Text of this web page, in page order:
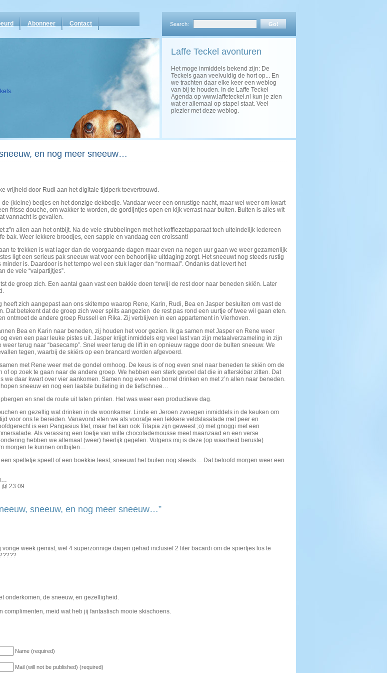
Abonneer Contact Search:
Laffe Teckel avonturen
Het moge inmiddels bekend zijn: De
Teckels gaan veelvuldig de hort op... En
we trachten daar elke keer een weblog
van bij te houden. In de Laffe Teckel
Agenda op www.laffeteckel.nl kun je zien
wat er allemaal op stapel staat. Veel
plezier met deze weblog.
en nog meer sneeuw…
vrijheid door Rudi aan het digitale tijdperk toevertrouwd.
de (kleine) bedjes en het donzige dekbedje. Vandaar weer een onrustige nacht, maar wel weer om kwart
frisse douche, om wakker te worden, de gordijntjes open en kijk verrast naar buiten. Buiten is alles wit
vannacht is gevallen.
z”n allen aan het ontbijt. Na de vele strubbelingen met het koffiezetapparaat toch uiteindelijk iedereen
bak. Weer lekkere broodjes, een sappie en vandaag een croissant!
te trekken is wat lager dan de voorgaande dagen maar even na negen uur gaan we weer gezamenlijk
ligt een serieus pak sneeuw wat voor een behoorlijke uitdaging zorgt. Het sneeuwt nog steeds rustig
is. Daardoor is het tempo wel een stuk lager dan “normaal”. Ondanks dat levert het
de vele “valpartijtjes”.
de groep zich. Een aantal gaan vast een bakkie doen terwijl de rest door naar beneden skiën. Later
heeft zich aangepast aan ons skitempo waarop Rene, Karin, Rudi, Bea en Jasper besluiten om vast de
Dat betekent dat de groep zich weer splits aangezien de rest pas rond een uurtje of twee wil gaan eten.
ontmoet de andere groep Russell en Rika. Zij verblijven in een appartement in Vierhoven.
Bea en Karin naar beneden, zij houden het voor gezien. Ik ga samen met Jasper en Rene weer
even een paar leuke pistes uit. Jasper krijgt inmiddels erg veel last van zijn metaalverzameling in zijn
terug naar “basecamp”. Snel weer terug de lift in en opnieuw ragge door de bulten sneeuw. We
tegen, waarbij de skiërs op een brancard worden afgevoerd.
met Rene weer met de gondel omhoog. De keus is of nog even snel naar beneden te skiën om de
of op zoek te gaan naar de andere groep. We hebben een sterk gevoel dat die in afterskibar zitten. Dat
we daar kwart over vier aankomen. Samen nog even een borrel drinken en met z’n allen naar beneden.
sneeuw en nog een laatste buiteling in de tiefschnee…
en snel de route uit laten printen. Het was weer een productieve dag.
en gezellig wat drinken in de woonkamer. Linde en Jeroen zwoegen inmiddels in de keuken om
voor ons te bereiden. Vanavond eten we als voorafje een lekkere veldslasalade met peer en
is een Pangasius filet, maar het kan ook Tilapia zijn geweest ;o) met gnoggi met een
Als verassing een toetje van witte chocolademousse meet maanzaad en een verse
hebben we allemaal (weer) heerlijk gegeten. Volgens mij is deze (op waarheid beruste)
morgen te kunnen ontbijten…
spelletje speelt of een boekkie leest, sneeuwt het buiten nog steeds… Dat beloofd morgen weer een
23:09
sneeuw, en nog meer sneeuw…”
vorige week gemist, wel 4 superzonnige dagen gehad inclusief 2 liter bacardi om de spiertjes los te
onderkomen, de sneeuw, en gezelligheid.
complimenten, meid wat heb jij fantastisch mooie skischoens.
Name (required)
Mail (will not be published) (required)